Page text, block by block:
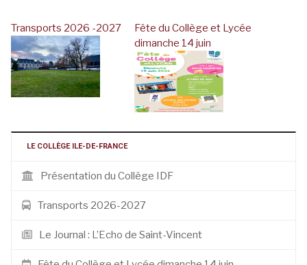
Transports 2026 -2027
Fête du Collège et Lycée
dimanche 14 juin
LE COLLÈGE ILE-DE-FRANCE
Présentation du Collège IDF
Transports 2026-2027
Le Journal : L’Echo de Saint-Vincent